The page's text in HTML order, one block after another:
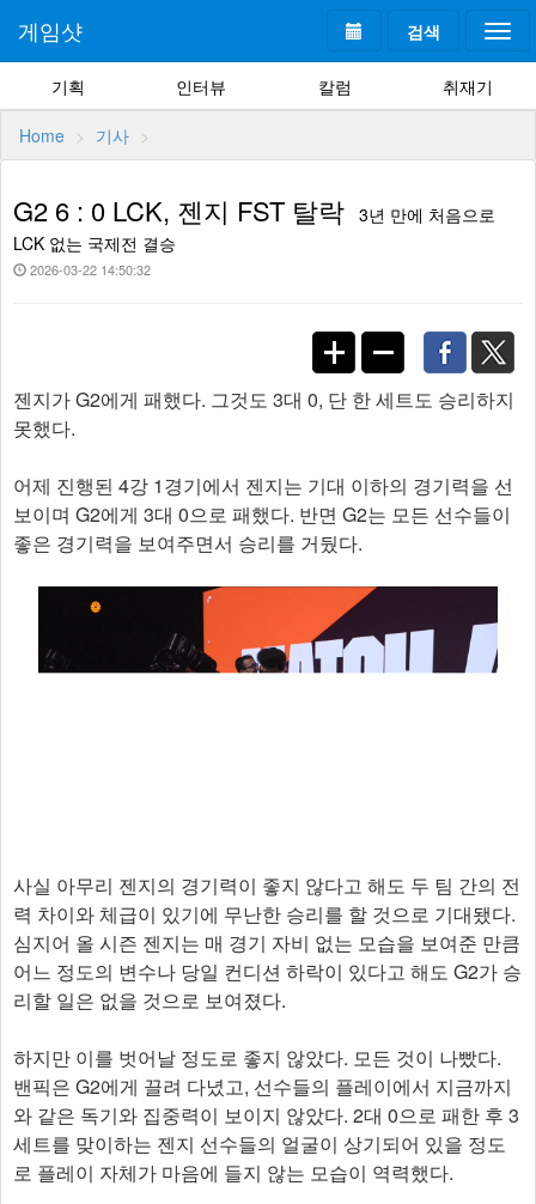
검색
게임샷
기획 인터뷰 칼럼 취재기
Home 기사
G2 6 : 0 LCK, 젠지 FST 탈락 3년 만에 처음으로
LCK 없는 국제전 결승
2026-03-22 14:50:32
젠지가 G2에게 패했다. 그것도 3대 0, 단 한 세트도 승리하지
못했다.
어제 진행된 4강 1경기에서 젠지는 기대 이하의 경기력을 선
보이며 G2에게 3대 0으로 패했다. 반면 G2는 모든 선수들이
좋은 경기력을 보여주면서 승리를 거뒀다.
사실 아무리 젠지의 경기력이 좋지 않다고 해도 두 팀 간의 전
력 차이와 체급이 있기에 무난한 승리를 할 것으로 기대됐다.
심지어 올 시즌 젠지는 매 경기 자비 없는 모습을 보여준 만큼
어느 정도의 변수나 당일 컨디션 하락이 있다고 해도 G2가 승
리할 일은 없을 것으로 보여졌다.
하지만 이를 벗어날 정도로 좋지 않았다. 모든 것이 나빴다.
밴픽은 G2에게 끌려 다녔고, 선수들의 플레이에서 지금까지
와 같은 독기와 집중력이 보이지 않았다. 2대 0으로 패한 후 3
세트를 맞이하는 젠지 선수들의 얼굴이 상기되어 있을 정도
로 플레이 자체가 마음에 들지 않는 모습이 역력했다.